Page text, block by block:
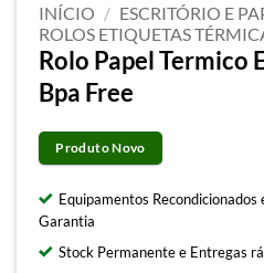
INÍCIO / ESCRITÓRIO E
ROLOS ETIQUETAS
Rolo Papel Termico
Bpa Free
Produto Novo
Equipamentos
Garantia
Stock Permanente e Entregas